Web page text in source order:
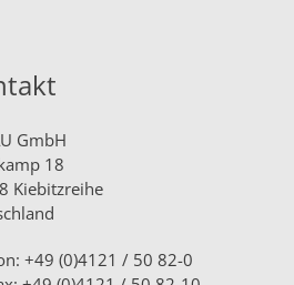
GmbH
18
Kiebitzreihe
+49 (0)4121 / 50 82-0